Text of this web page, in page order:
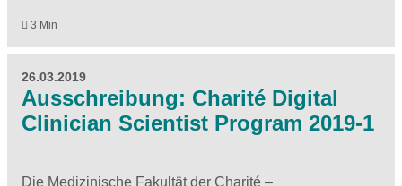
3 Min
26.03.2019
Ausschreibung: Charité Digital
Clinician Scientist Program 2019-1
Die Medizinische Fakultät der Charité –